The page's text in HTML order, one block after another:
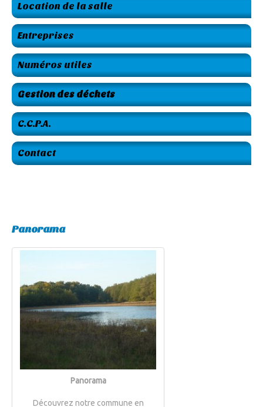
Location de la salle
Entreprises
Numéros utiles
Gestion des déchets
C.C.P.A.
Contact
Panorama
Panorama
Découvrez notre commune en